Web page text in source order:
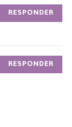
RESPONDER
RESPONDER